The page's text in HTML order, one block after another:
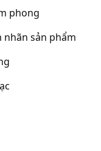
phong
nhãn sản phẩm